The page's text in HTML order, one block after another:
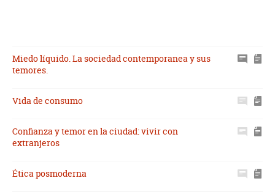
Miedo líquido. La sociedad contemporanea y sus
temores.
Vida de consumo
Confianza y temor en la ciudad: vivir con
extranjeros
Ética posmoderna